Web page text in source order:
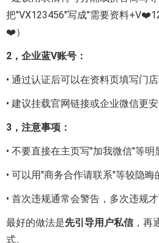
把"VX123456"写成"需要资料
❤️）
2，企业蓝V账号：
• 通过认证后可以在资料页填写门
• 建议挂载官网链接或企业微信更
3，注意事项：
• 不要直接在主页写"加我微信"等明
• 可以用"商务合作请联系"等较隐晦
• 首次违规通常会警告，多次违规
最好的做法是先引导用户私信，再
式。